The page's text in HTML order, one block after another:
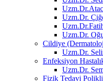
Uzm.Dr.
Uzm.Dr.
Cildiye
Uzm.Dr.
Enfeksiyon
Uzm.Dr.
Fizik Tedavi